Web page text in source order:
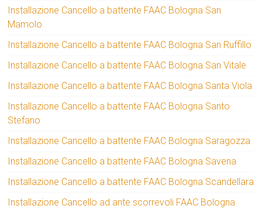
Installazione Cancello a battente FAAC Bologna San
Mamolo
Installazione Cancello a battente FAAC Bologna San Ruffillo
Installazione Cancello a battente FAAC Bologna San Vitale
Installazione Cancello a battente FAAC Bologna Santa Viola
Installazione Cancello a battente FAAC Bologna Santo
Stefano
Installazione Cancello a battente FAAC Bologna Saragozza
Installazione Cancello a battente FAAC Bologna Savena
Installazione Cancello a battente FAAC Bologna Scandellara
Installazione Cancello ad ante scorrevoli FAAC Bologna